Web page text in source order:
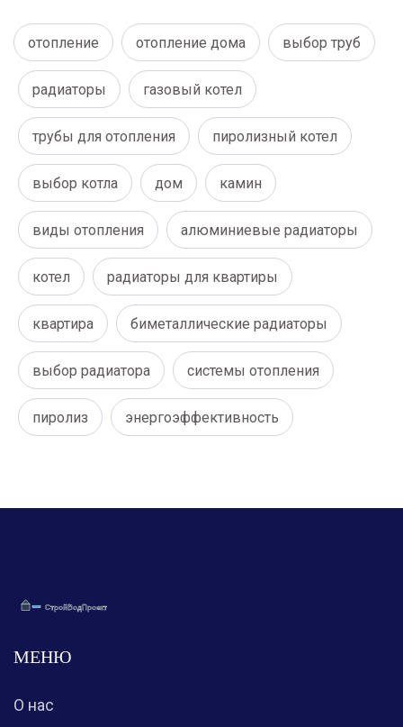
отопление отопление дома выбор труб
радиаторы газовый котел
трубы для отопления пиролизный котел
выбор котла дом камин
виды отопления алюминиевые радиаторы
котел радиаторы для квартиры
квартира биметаллические радиаторы
выбор радиатора системы отопления
пиролиз энергоэффективность
МЕНЮ
О нас